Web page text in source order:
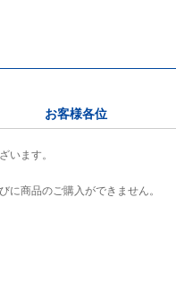
お客様各位
います。
に商品のご購入ができません。